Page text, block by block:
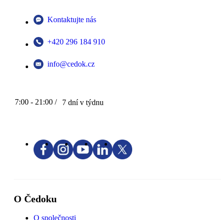
Kontaktujte nás
+420 296 184 910
info@cedok.cz
7:00 - 21:00 / 7 dní v týdnu
O Čedoku
O společnosti